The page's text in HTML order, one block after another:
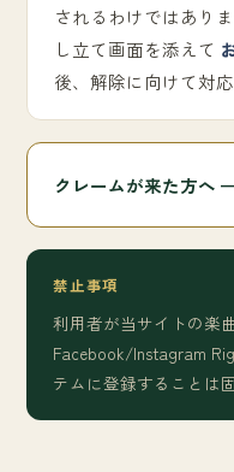
されるわけではあり
し立て画面を添えて
後、解除に向けて対応
クレームが来た方へ
禁止事項
利用者が当サイトの楽
Facebook/Instagram
テムに登録することは